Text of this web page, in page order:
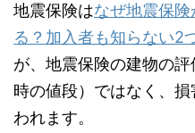
地震保険はなぜ地震保
る？加入者も知らない2
が、地震保険の建物の
時の値段）ではなく、
われます。